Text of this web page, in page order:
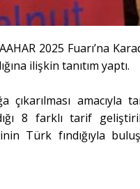
2025 Fuarı’na
ilişkin tanıtım yaptı.
amacıyla
8 farklı tarif
Türk fındığıyla